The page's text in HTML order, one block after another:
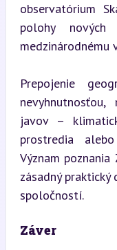
observatórium
polohy
medzinárodnému
Prepojenie
javov –
prostredia
Význam
zásadný
spoločností.
Záver